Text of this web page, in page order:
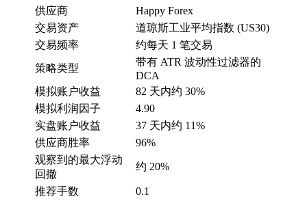
供应商
Happy Forex
交易资产
道琼斯工业平均指数 (US30)
交易频率
约每天 1 笔交易
策略类型
带有 ATR 波动性过滤器的
DCA
模拟账户收益
82 天内约 30%
模拟利润因子
4.90
实盘账户收益
37 天内约 11%
供应商胜率
96%
观察到的最大浮动
回撤
约 20%
推荐手数
0.1